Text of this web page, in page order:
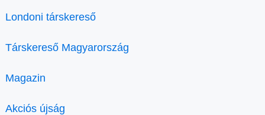
Londoni társkereső
Társkereső Magyarország
Magazin
Akciós újság